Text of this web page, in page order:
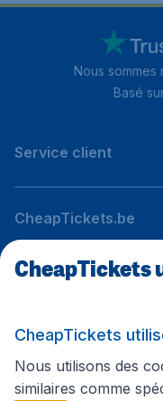
Nous sommes
Basé
Service client
CheapTickets.be
Sites internationaux
Suivez
CheapTickets
CheapTickets
Nous utilisons des
similaires comme